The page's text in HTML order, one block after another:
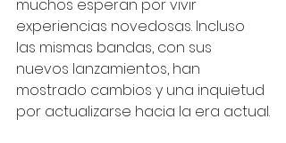
muchos esperan por vivir
experiencias novedosas. Incluso
las mismas bandas, con sus
nuevos lanzamientos, han
mostrado cambios y una inquietud
por actualizarse hacia la era actual.